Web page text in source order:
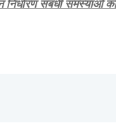
संबंधी समस्याओं